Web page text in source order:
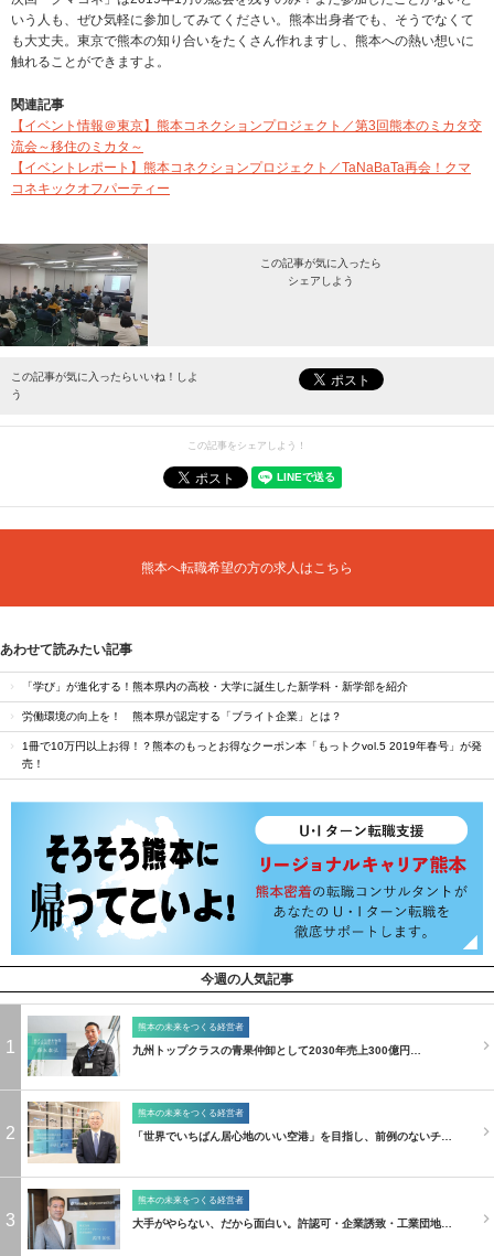
いう人も、ぜひ気軽に参加してみてください。熊本出身者でも、そうでなくて
も大丈夫。東京で熊本の知り合いをたくさん作れますし、熊本への熱い想いに
触れることができますよ。
関連記事
【イベント情報＠東京】熊本コネクションプロジェクト／第3回熊本のミカタ交
流会～移住のミカタ～
【イベントレポート】熊本コネクションプロジェクト／TaNaBaTa再会！クマ
コネキックオフパーティー
この記事が気に入ったら
シェアしよう
最新情報をお届けします。
この記事が気に入ったらいいね！しよ
う
この記事をシェアしよう！
熊本へ転職希望の方の求人はこちら
あわせて読みたい記事
「学び」が進化する！熊本県内の高校・大学に誕生した新学科・新学部を紹介
労働環境の向上を！ 熊本県が認定する「ブライト企業」とは？
1冊で10万円以上お得！？熊本のもっとお得なクーポン本「もっトクvol.5 2019年春号」が発
売！
今週の人気記事
1
熊本の未来をつくる経営者
九州トップクラスの青果仲卸として2030年売上300億円…
2
熊本の未来をつくる経営者
「世界でいちばん居心地のいい空港」を目指し、前例のないチ…
3
熊本の未来をつくる経営者
大手がやらない、だから面白い。許認可・企業誘致・工業団地…